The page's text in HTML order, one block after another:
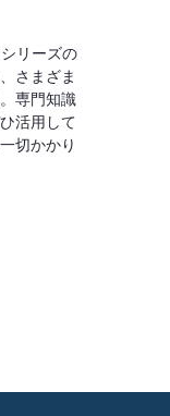
リーズの
さまざま
専門知識
活用して
切かかり